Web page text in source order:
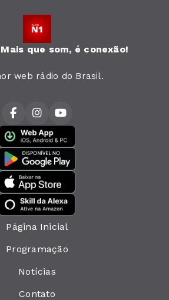
que som, é conexão!
web rádio do Brasil.
Página Inicial
Programação
Notícias
Contato